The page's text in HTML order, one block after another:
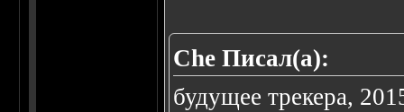
Che Писал(а):
будущее трекера,